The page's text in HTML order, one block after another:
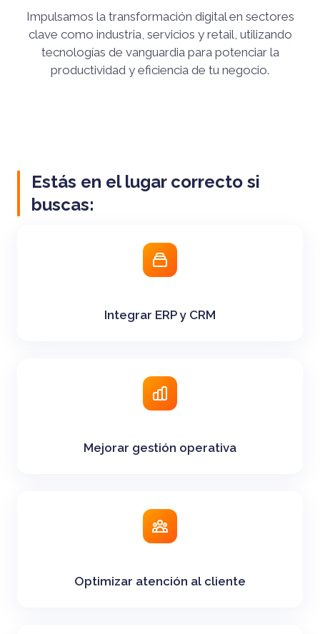
Impulsamos la transformación digital en sectores
clave como industria, servicios y retail, utilizando
tecnologías de vanguardia para potenciar la
productividad y eficiencia de tu negocio.
Estás en el lugar correcto si
buscas:
Integrar ERP y CRM
Mejorar gestión operativa
Optimizar atención al cliente